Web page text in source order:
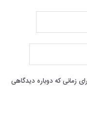
زمانی که دوباره دیدگاهی